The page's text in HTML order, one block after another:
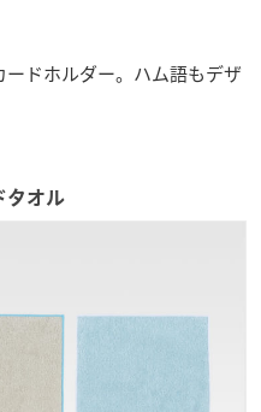
ドホルダー。ハム語もデザ
タオル